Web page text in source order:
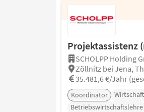
Projektassistenz
SCHOLPP Holding
Zöllnitz bei Jena,
35.481,6 €/Jahr
Koordinator
Betriebswirtschaftslehre